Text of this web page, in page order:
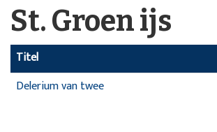
St. Groen ijs
Titel
Delerium van twee